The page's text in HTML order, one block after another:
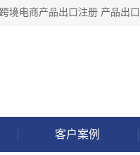
客户案例